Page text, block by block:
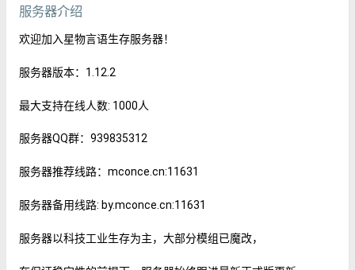
服务器介绍
欢迎加入星物言语生存服务器！
服务器版本：1.12.2
最大支持在线人数: 1000人
服务器QQ群：939835312
服务器推荐线路：mconce.cn:11631
服务器备用线路: by.mconce.cn:11631
服务器以科技工业生存为主，大部分模组已魔改，